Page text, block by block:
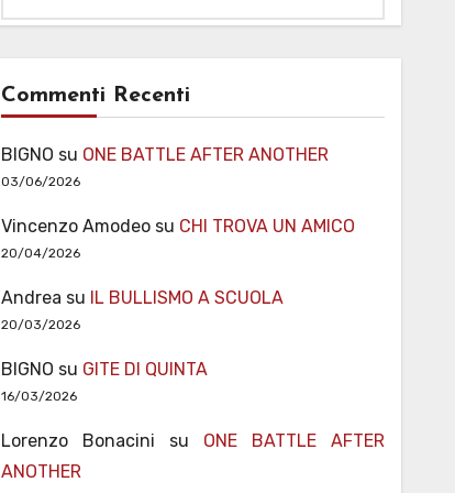
Commenti Recenti
BIGNO su ONE BATTLE AFTER ANOTHER
03/06/2026
Vincenzo Amodeosu CHI TROVA UN AMICO
20/04/2026
Andrea su IL BULLISMO A SCUOLA
20/03/2026
BIGNO su GITE DI QUINTA
16/03/2026
Lorenzo Bonacini su ONE BATTLE AFTER
ANOTHER